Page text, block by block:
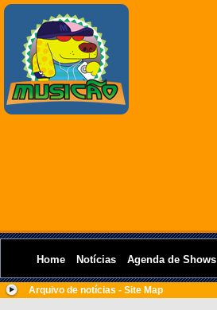
Home Notícias Agenda de Shows
Arquivo de notícias - Site Map